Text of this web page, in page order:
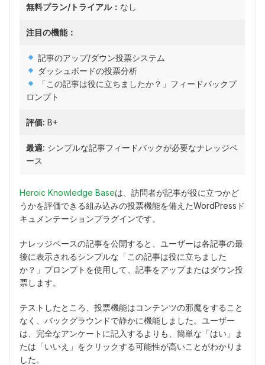
無料プラン/トライアル： なし
注目の機能：
記事のアップ/ダウン投票システム
ダッシュボードの投票分析
「この記事は役に立ちましたか？」フィードバックプ
ロンプト
評価: B+
最適: シンプルな記事フィードバックが必要なナレッジベ
ース
Heroic Knowledge Baseは、訪問者が記事が役に立つかど
うかを評価できる組み込みの投票機能を備えたWordPressド
キュメンテーションプラグインです。
ナレッジベースの記事を公開すると、ユーザーは各記事の最
後に表示されるシンプルな「この記事は役に立ちました
か？」プロンプトを使用して、記事をアップまたはダウン投
票します。
テストしたところ、投票機能はコンテンツの邪魔をすること
なく、バックグラウンドで静かに機能しました。ユーザー
は、完全なアンケートに記入するよりも、簡単な「はい」ま
たは「いいえ」をクリックする可能性が高いことがわかりま
した。